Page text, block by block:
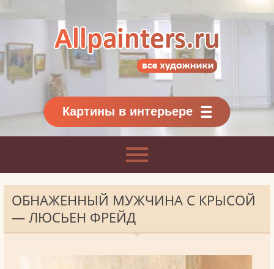
Картины классиков
и современников
Картины в интерьере
ОБНАЖЕННЫЙ МУЖЧИНА С КРЫСОЙ
— ЛЮСЬЕН ФРЕЙД